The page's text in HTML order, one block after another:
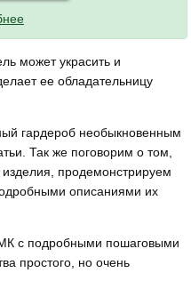
может украсить и
ее обладательницу
гардероб необыкновенным
Так же поговорим о том,
изделия, продемонстрируем
описаниями их
с подробными пошаговыми
простого, но очень